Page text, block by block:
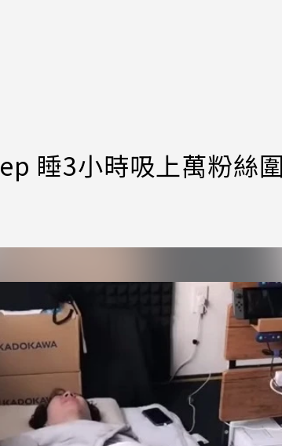
睡3小時吸上萬粉絲